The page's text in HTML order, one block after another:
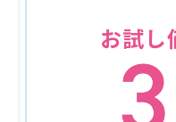
お試し